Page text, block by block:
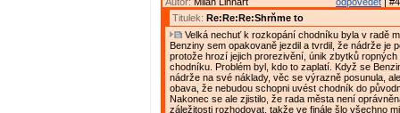
Titulek: Re:Re:Re:Shrňme to
Velká nechuť k rozkopání chodníku byla v radě
Benziny sem opakovaně jezdil a tvrdil, že nádrže je
protože hrozí jejich prorezivění, únik zbytků ropných
chodníku. Problém byl, kdo to zaplatí. Když se
nádrže na své náklady, věc se výrazně posunula,
obava, že nebudou schopni uvést chodník do
Nakonec se ale zjistilo, že rada města není
záležitosti rozhodovat, takže ve finále šlo všechno